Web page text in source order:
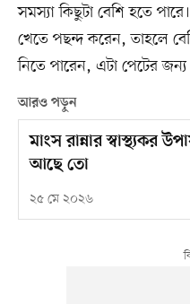
সমস্যা কিছুটা বেশি হতে
খেতে পছন্দ করেন, তাহলে
নিতে পারেন, এটা পেটের
আরও পড়ুন
মাংস রান্নার স্বাস্থ্যকর
আছে তো
২৫ মে ২০২৬